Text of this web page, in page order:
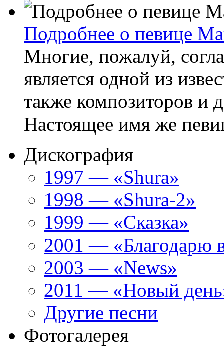
Подробнее о певице
Многие, пожалуй,
является одной из
также композиторов и
Настоящее имя же
Дискография
1997 — «Shura»
1998 — «Shura-2»
1999 — «Сказка»
2001 — «Благодарю
2003 — «News»
2011 — «Новый
Другие песни
Фотогалерея